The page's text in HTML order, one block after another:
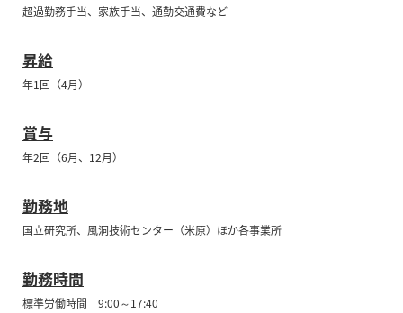
超過勤務手当、家族手当、通勤交通費など
昇給
年1回（4月）
賞与
年2回（6月、12月）
勤務地
国立研究所、風洞技術センター（米原）ほか各事業所
勤務時間
標準労働時間 9:00～17:40